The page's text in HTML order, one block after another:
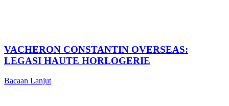
VACHERON CONSTANTIN OVERSEAS:
LEGASI HAUTE HORLOGERIE
Bacaan Lanjut